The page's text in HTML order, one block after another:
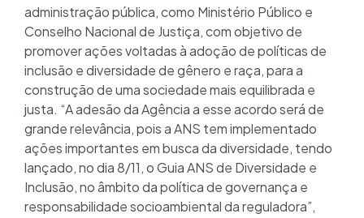
administração pública, como Ministério Público e
Conselho Nacional de Justiça, com objetivo de
promover ações voltadas à adoção de políticas de
inclusão e diversidade de gênero e raça, para a
construção de uma sociedade mais equilibrada e
justa. “A adesão da Agência a esse acordo será de
grande relevância, pois a ANS tem implementado
ações importantes em busca da diversidade, tendo
lançado, no dia 8/11, o Guia ANS de Diversidade e
Inclusão, no âmbito da política de governança e
responsabilidade socioambiental da reguladora”,